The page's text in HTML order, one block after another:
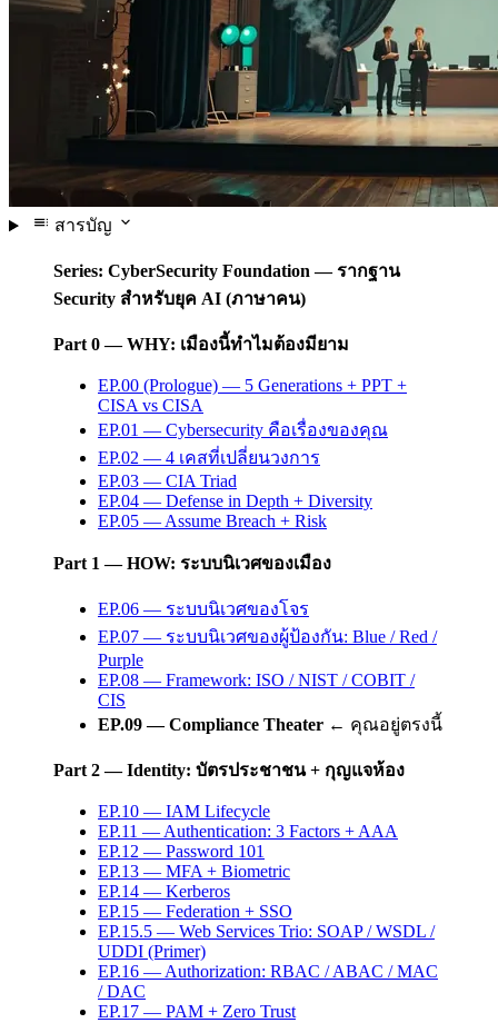
สารบัญ
Series: CyberSecurity Foundation — รากฐาน
Security สำหรับยุค AI (ภาษาคน)
Part 0 — WHY: เมืองนี้ทำไมต้องมียาม
EP.00 (Prologue) — 5 Generations + PPT +
CISA vs CISA
EP.01 — Cybersecurity คือเรื่องของคุณ
EP.02 — 4 เคสที่เปลี่ยนวงการ
EP.03 — CIA Triad
EP.04 — Defense in Depth + Diversity
EP.05 — Assume Breach + Risk
Part 1 — HOW: ระบบนิเวศของเมือง
EP.06 — ระบบนิเวศของโจร
EP.07 — ระบบนิเวศของผู้ป้องกัน: Blue / Red /
Purple
EP.08 — Framework: ISO / NIST / COBIT /
CIS
EP.09 — Compliance Theater ← คุณอยู่ตรงนี้
Part 2 — Identity: บัตรประชาชน + กุญแจห้อง
EP.10 — IAM Lifecycle
EP.11 — Authentication: 3 Factors + AAA
EP.12 — Password 101
EP.13 — MFA + Biometric
EP.14 — Kerberos
EP.15 — Federation + SSO
EP.15.5 — Web Services Trio: SOAP / WSDL /
UDDI (Primer)
EP.16 — Authorization: RBAC / ABAC / MAC
/ DAC
EP.17 — PAM + Zero Trust